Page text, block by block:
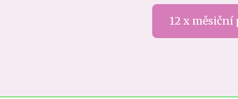
12 x měsiční